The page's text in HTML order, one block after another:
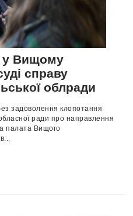
у Вищому
справу
облради
задоволення клопотання
ради про направлення
палата Вищого